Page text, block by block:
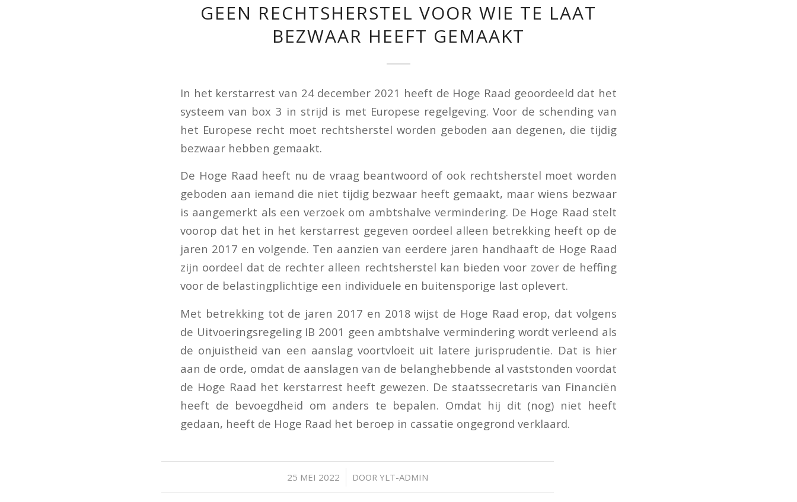
GEEN RECHTSHERSTEL VOOR WIE TE LAAT
BEZWAAR HEEFT GEMAAKT
In het kerstarrest van 24 december 2021 heeft de Hoge Raad geoordeeld dat het
systeem van box 3 in strijd is met Europese regelgeving. Voor de schending van
het Europese recht moet rechtsherstel worden geboden aan degenen, die tijdig
bezwaar hebben gemaakt.
De Hoge Raad heeft nu de vraag beantwoord of ook rechtsherstel moet worden
geboden aan iemand die niet tijdig bezwaar heeft gemaakt, maar wiens bezwaar
is aangemerkt als een verzoek om ambtshalve vermindering. De Hoge Raad stelt
voorop dat het in het kerstarrest gegeven oordeel alleen betrekking heeft op de
jaren 2017 en volgende. Ten aanzien van eerdere jaren handhaaft de Hoge Raad
zijn oordeel dat de rechter alleen rechtsherstel kan bieden voor zover de heffing
voor de belastingplichtige een individuele en buitensporige last oplevert.
Met betrekking tot de jaren 2017 en 2018 wijst de Hoge Raad erop, dat volgens
de Uitvoeringsregeling IB 2001 geen ambtshalve vermindering wordt verleend als
de onjuistheid van een aanslag voortvloeit uit latere jurisprudentie. Dat is hier
aan de orde, omdat de aanslagen van de belanghebbende al vaststonden voordat
de Hoge Raad het kerstarrest heeft gewezen. De staatssecretaris van Financiën
heeft de bevoegdheid om anders te bepalen. Omdat hij dit (nog) niet heeft
gedaan, heeft de Hoge Raad het beroep in cassatie ongegrond verklaard.
25 MEI 2022
/ DOORYLT-ADMIN